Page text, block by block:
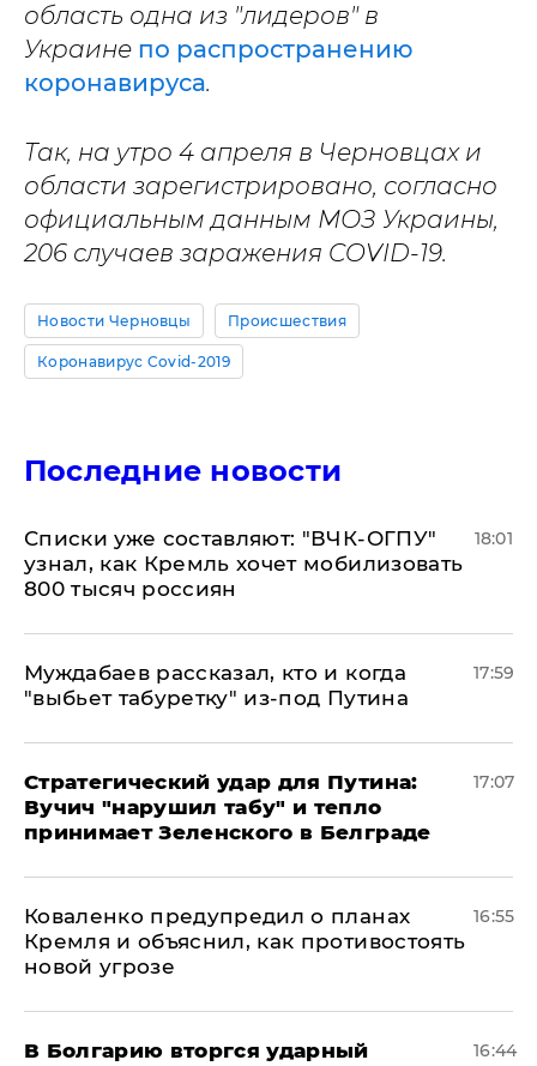
область одна из "лидеров" в
Украине по распространению
коронавируса.
Так, на утро 4 апреля в Черновцах и
области зарегистрировано, согласно
официальным данным МОЗ Украины,
206 случаев заражения COVID-19.
Новости Черновцы Происшествия
Коронавирус Covid-2019
Последние новости
Списки уже составляют: "ВЧК-ОГПУ"
узнал, как Кремль хочет мобилизовать
800 тысяч россиян
18:01
Муждабаев рассказал, кто и когда
"выбьет табуретку" из-под Путина
17:59
Стратегический удар для Путина:
Вучич "нарушил табу" и тепло
принимает Зеленского в Белграде
17:07
Коваленко предупредил о планах
Кремля и объяснил, как противостоять
новой угрозе
16:55
В Болгарию вторгся ударный
16:44